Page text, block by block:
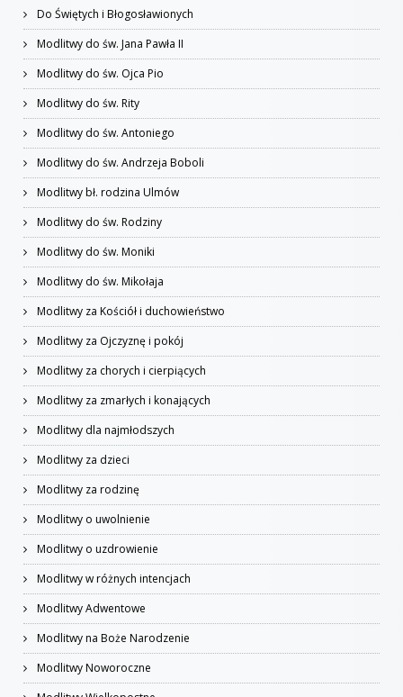
Do Świętych i Błogosławionych
Modlitwy do św. Jana Pawła II
Modlitwy do św. Ojca Pio
Modlitwy do św. Rity
Modlitwy do św. Antoniego
Modlitwy do św. Andrzeja Boboli
Modlitwy bł. rodzina Ulmów
Modlitwy do św. Rodziny
Modlitwy do św. Moniki
Modlitwy do św. Mikołaja
Modlitwy za Kościół i duchowieństwo
Modlitwy za Ojczyznę i pokój
Modlitwy za chorych i cierpiących
Modlitwy za zmarłych i konających
Modlitwy dla najmłodszych
Modlitwy za dzieci
Modlitwy za rodzinę
Modlitwy o uwolnienie
Modlitwy o uzdrowienie
Modlitwy w różnych intencjach
Modlitwy Adwentowe
Modlitwy na Boże Narodzenie
Modlitwy Noworoczne